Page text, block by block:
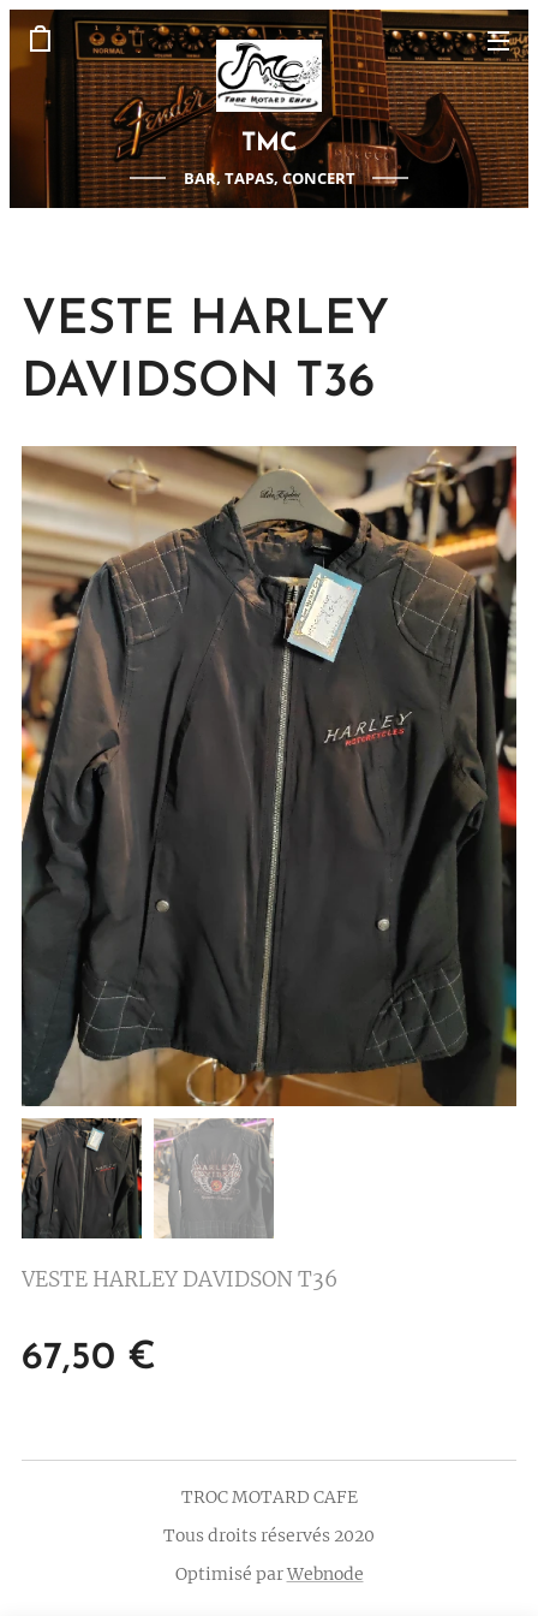
TMC
BAR, TAPAS, CONCERT
VESTE HARLEY
DAVIDSON T36
VESTE HARLEY DAVIDSON T36
67,50 €
TROC MOTARD CAFE
Tous droits réservés 2020
Optimisé parWebnode